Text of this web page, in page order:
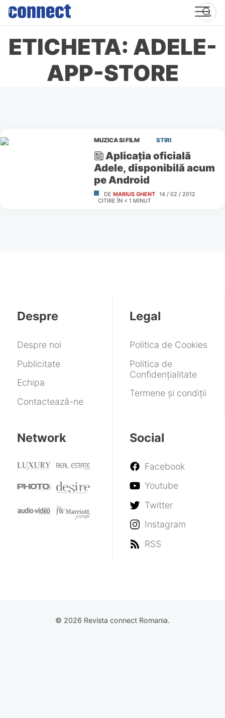
Skip
content
ETICHETA: ADELE-
APP-STORE
MUZICA SI FILM STIRI
Aplicaţia oficială
Adele, disponibilă acum
pe Android
DE MARIUS GHENT 14 / 02 / 2012
CITIRE ÎN < 1 MINUT
Despre
Despre noi
Publicitate
Echipa
Contactează-ne
Legal
Politica de Cookies
Politica de
Confidențialitate
Termene și condiții
Network Social
Facebook
Youtube
Twitter
Instagram
RSS
© 2026 Revista connect Romania.